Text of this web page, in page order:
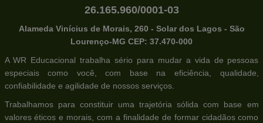
26.165.960/0001-03
Alameda Vinícius de Morais, 260 - Solar dos Lagos - São
Lourenço-MG CEP: 37.470-000
A WR Educacional trabalha sério para mudar a vida de pessoas
especiais como você, com base na eficiência, qualidade,
confiabilidade e agilidade de nossos serviços.
Trabalhamos para constituir uma trajetória sólida com base em
valores éticos e morais, com a finalidade de formar cidadãos como